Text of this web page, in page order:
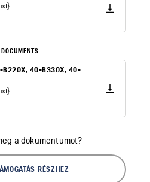
B220X, 40-B330X, 40-
a dokumentumot?
RÉSZHEZ